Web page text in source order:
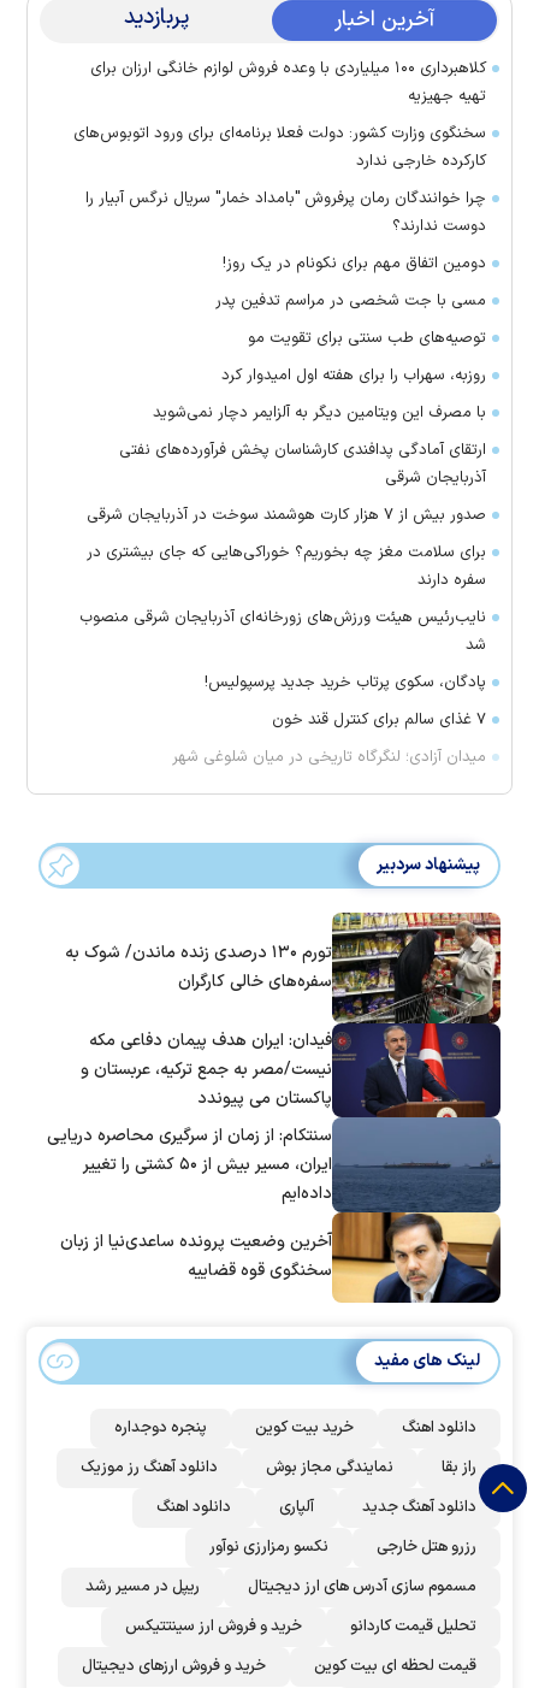
آخرین اخبار پربازدید
کلاهبرداری ۱۰۰ میلیاردی با وعده فروش لوازم خانگی ارزان برای
تهیه جهیزیه
سخنگوی وزارت کشور: دولت فعلا برنامه‌ای برای ورود اتوبوس‌های
کارکرده خارجی ندارد
چرا خوانندگان رمان پرفروش "بامداد خمار" سریال نرگس آبیار را
دوست ندارند؟
دومین اتفاق مهم برای نکونام در یک روز!
مسی با جت شخصی در مراسم تدفین پدر
توصیه‌های طب سنتی برای تقویت مو
روزبه، سهراب را برای هفته اول امیدوار کرد
با مصرف این ویتامین دیگر به آلزایمر دچار نمی‌شوید
ارتقای آمادگی پدافندی کارشناسان پخش فرآورده‌های نفتی
آذربایجان شرقی
صدور بیش از ۷ هزار کارت هوشمند سوخت در آذربایجان شرقی
برای سلامت مغز چه بخوریم؟ خوراکی‌هایی که جای بیشتری در
سفره دارند
نایب‌رئیس هیئت ورزش‌های زورخانه‌ای آذربایجان شرقی منصوب
شد
پادگان، سکوی پرتاب خرید جدید پرسپولیس!
۷ غذای سالم برای کنترل قند خون
میدان آزادی؛ لنگرگاه تاریخی در میان شلوغی شهر
پیشنهاد سردبیر
تورم ۱۳۰ درصدی زنده ماندن/ شوک به
سفره‌های خالی کارگران
فیدان: ایران هدف پیمان دفاعی مکه
نیست/مصر به جمع ترکیه، عربستان و
پاکستان می پیوندد
سنتکام: از زمان از سرگیری محاصره دریایی
ایران، مسیر بیش از ۵۰ کشتی را تغییر
داده‌ایم
آخرین وضعیت پرونده ساعدی‌نیا از زبان
سخنگوی قوه قضاییه
لینک های مفید
دانلود اهنگ خرید بیت کوین
پنجره دوجداره
راز بقا
نمایندگی مجاز بوش
دانلود آهنگ رز‌ موزیک
دانلود آهنگ جدید
آلپاری
دانلود اهنگ
رزرو هتل خارجی
نکسو رمزارزی نوآور
مسموم سازی آدرس های ارز دیجیتال
ریپل در مسیر رشد
تحلیل قیمت کاردانو
خرید و فروش ارز سینتتیکس
قیمت لحظه ای بیت کوین
خرید و فروش ارزهای دیجیتال